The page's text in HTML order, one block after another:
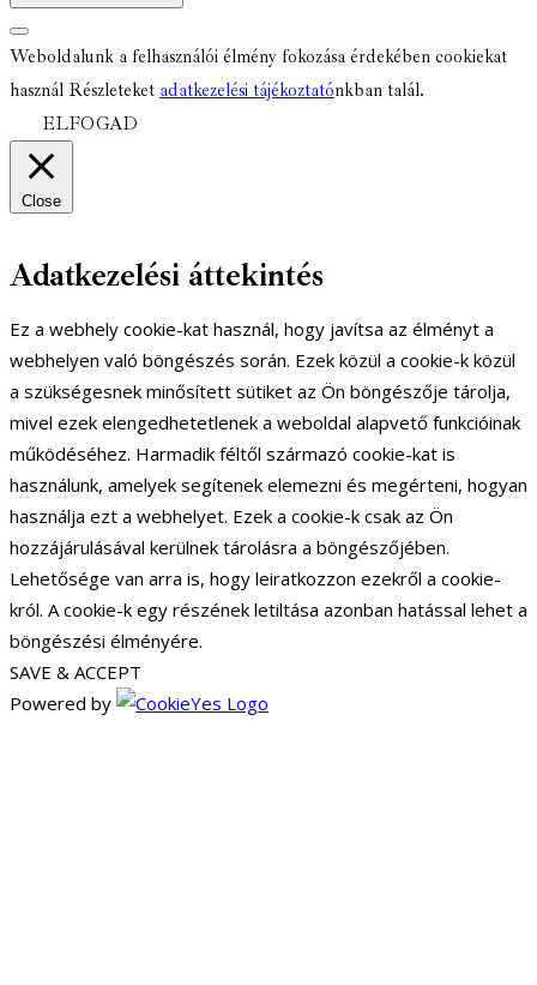
Weboldalunk a felhasználói élmény fokozása érdekében cookiekat
használ Részleteket adatkezelési tájékoztatónkban talál.
ELFOGAD
Close
Adatkezelési áttekintés
Ez a webhely cookie-kat használ, hogy javítsa az élményt a
webhelyen való böngészés során. Ezek közül a cookie-k közül
a szükségesnek minősített sütiket az Ön böngészője tárolja,
mivel ezek elengedhetetlenek a weboldal alapvető funkcióinak
működéséhez. Harmadik féltől származó cookie-kat is
használunk, amelyek segítenek elemezni és megérteni, hogyan
használja ezt a webhelyet. Ezek a cookie-k csak az Ön
hozzájárulásával kerülnek tárolásra a böngészőjében.
Lehetősége van arra is, hogy leiratkozzon ezekről a cookie-
król. A cookie-k egy részének letiltása azonban hatással lehet a
böngészési élményére.
SAVE & ACCEPT
Powered by